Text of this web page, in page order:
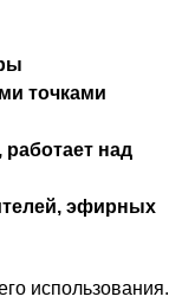
точками
над
эфирных
использования.